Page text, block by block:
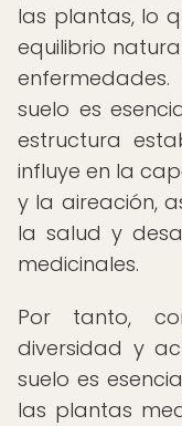
las plantas, lo
equilibrio
suelo es
estructura
influye en la
y la aireación,
la salud y
medicinales.
Por tanto,
diversidad y
suelo es
las plantas